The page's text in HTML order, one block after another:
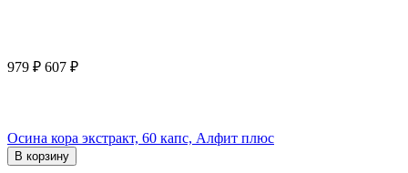
979 ₽ 607 ₽
Осина кора экстракт, 60 капс, Алфит плюс
В корзину